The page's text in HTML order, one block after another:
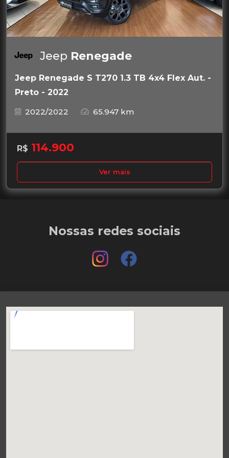
Jeep Renegade
Jeep Renegade S T270 1.3 TB 4x4 Flex Aut. -
Preto - 2022
2022/2022
65.947 km
R$ 114.900
Ver mais
Nossas redes sociais